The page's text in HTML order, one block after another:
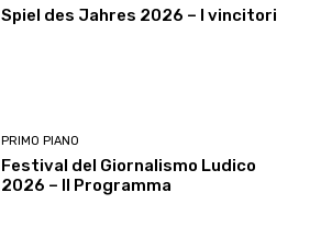
Spiel des Jahres 2026 – I vincitori
PRIMO PIANO
Festival del Giornalismo Ludico
2026 – Il Programma